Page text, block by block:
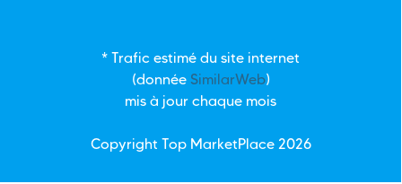
* Trafic estimé du site internet
(donnée SimilarWeb)
mis à jour chaque mois
Copyright Top MarketPlace2026